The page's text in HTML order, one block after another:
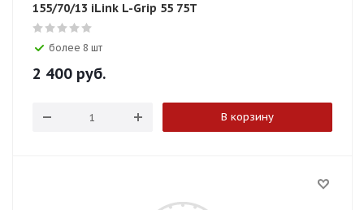
155/70/13 iLink L-Grip 55 75T
более 8 шт
2 400 руб.
В корзину